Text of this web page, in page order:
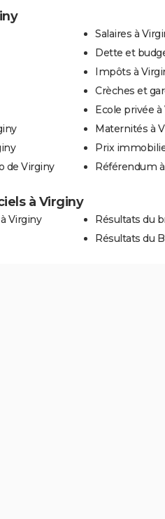
de Virginy
Salaires à
Dette et
Impôts à
Crèches et
Ecole privée à
Maternités à
Prix
Référendum
à Virginy
Virginy
Résultats du
Résultats du